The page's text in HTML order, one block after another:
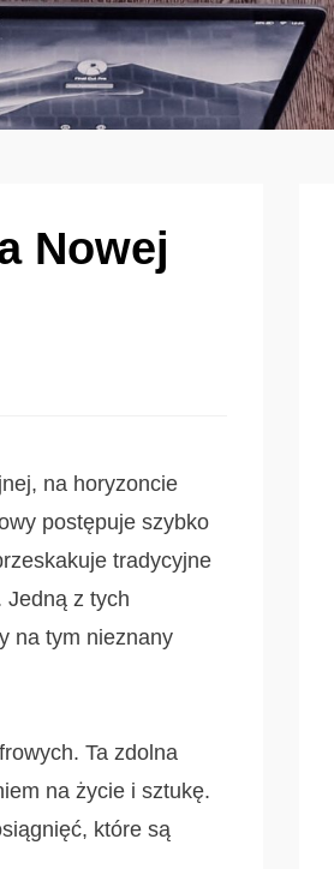
Nowej
na horyzoncie
postępuje szybko
tradycyjne
Jedną z tych
na tym nieznany
Ta zdolna
na życie i sztukę.
które są